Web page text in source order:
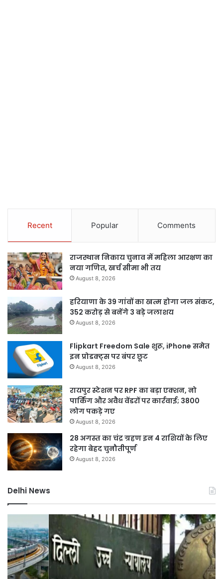
Recent Popular Comments
राजस्थान निकाय चुनाव में महिला आरक्षण का
नया गणित, खर्च सीमा भी तय
August 8, 2026
हरियाणा के 39 गांवों का खत्म होगा जल संकट,
352 करोड़ से बनेंगे 3 बड़े जलाशय
August 8, 2026
Flipkart Freedom Sale शुरू, iPhone समेत
इन प्रोडक्ट्स पर बंपर छूट
August 8, 2026
रायपुर स्टेशन पर RPF का बड़ा एक्शन, नो
पार्किंग और अवैध वेंडरों पर कार्रवाई; 3800
लोग पकड़े गए
August 8, 2026
28 अगस्त का चंद्र ग्रहण इन 4 राशियों के लिए
रहेगा बेहद चुनौतीपूर्ण
August 8, 2026
Delhi News
बाग
में
नकली
लग्जरी
सामान
में
24
घंटे